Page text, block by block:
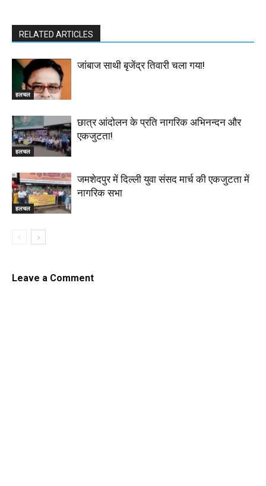
RELATED ARTICLES
हलचल
जांबाज साथी बृजेंद्र तिवारी चला गया!
हलचल
छात्र आंदोलन के प्रति नागरिक अभिनन्दन और
एकजुटता!
हलचल
जमशेदपुर में दिल्ली युवा संसद मार्च की एकजुटता में
नागरिक सभा
Leave a Comment